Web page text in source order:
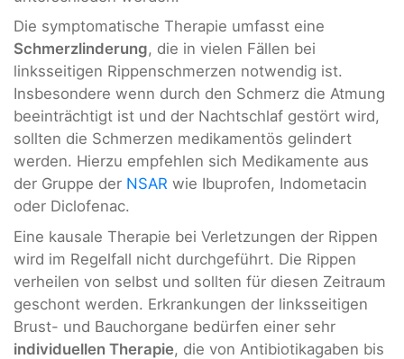
Die symptomatische Therapie umfasst eine
Schmerzlinderung, die in vielen Fällen bei
linksseitigen Rippenschmerzen notwendig ist.
Insbesondere wenn durch den Schmerz die Atmung
beeinträchtigt ist und der Nachtschlaf gestört wird,
sollten die Schmerzen medikamentös gelindert
werden. Hierzu empfehlen sich Medikamente aus
der Gruppe der NSAR wie Ibuprofen, Indometacin
oder Diclofenac.
Eine kausale Therapie bei Verletzungen der Rippen
wird im Regelfall nicht durchgeführt. Die Rippen
verheilen von selbst und sollten für diesen Zeitraum
geschont werden. Erkrankungen der linksseitigen
Brust- und Bauchorgane bedürfen einer sehr
individuellen Therapie, die von Antibiotikagaben bis